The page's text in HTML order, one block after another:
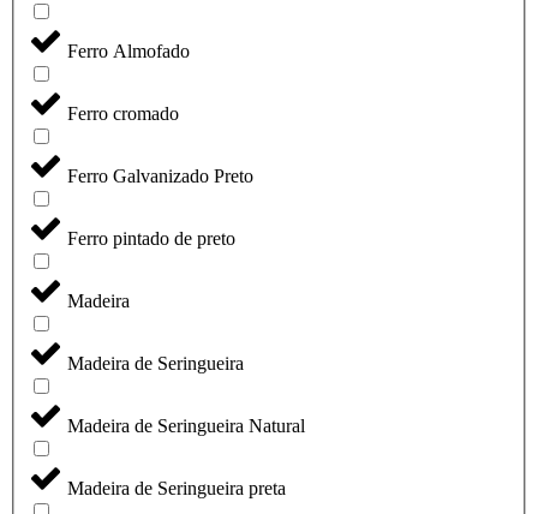
Ferro Almofado
Ferro cromado
Ferro Galvanizado Preto
Ferro pintado de preto
Madeira
Madeira de Seringueira
Madeira de Seringueira Natural
Madeira de Seringueira preta